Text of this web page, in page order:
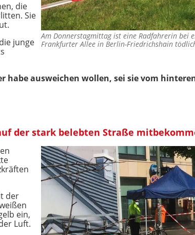
Am Donnerstagmittag ist eine Radfahrerin bei
Frankfurter Allee in Berlin-Friedrichshain
die
Sie
junge
habe ausweichen wollen, sei sie vom
der stark belebten Straße
der
ein,
Luft.